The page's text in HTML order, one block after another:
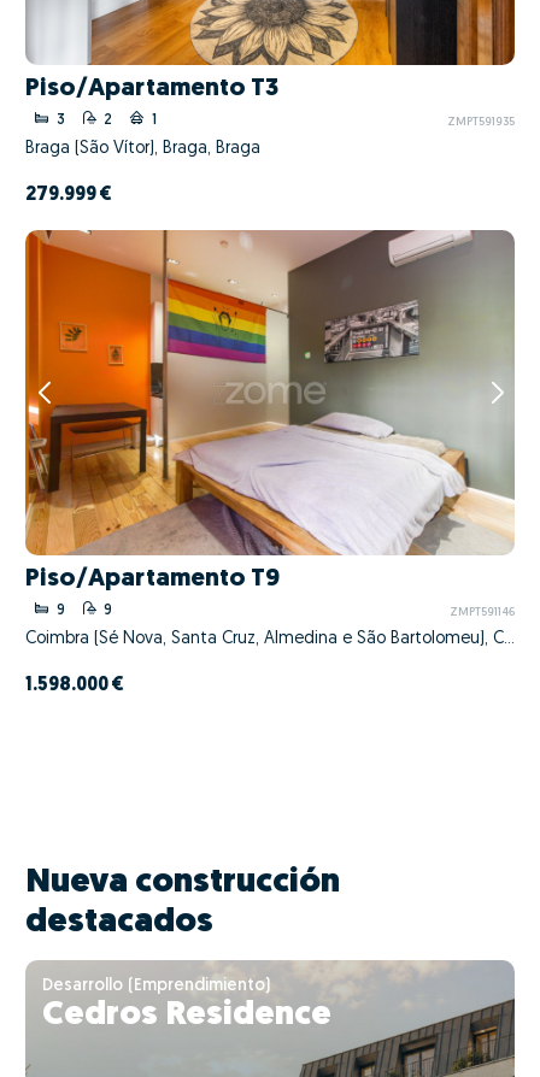
Piso/Apartamento T3
3 2 1 ZMPT591935
Braga (São Vítor), Braga, Braga
279.999 €
Piso/Apartamento T9
9 9 ZMPT591146
Coimbra (Sé Nova, Santa Cruz, Almedina e São Bartolomeu), Coimbra, Coimbra
1.598.000 €
Nueva construcción
destacados
Desarrollo (Emprendimiento)
Cedros Residence